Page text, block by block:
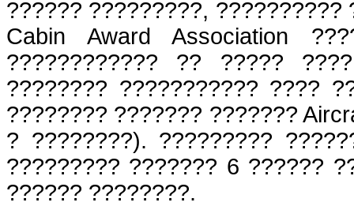
?????? ?????????,
Cabin Award Association
???????????? ?? ?????
???????? ??????????? ????
???????? ??????? ???????
? ????????). ?????????
????????? ??????? 6 ??????
?????? ????????.